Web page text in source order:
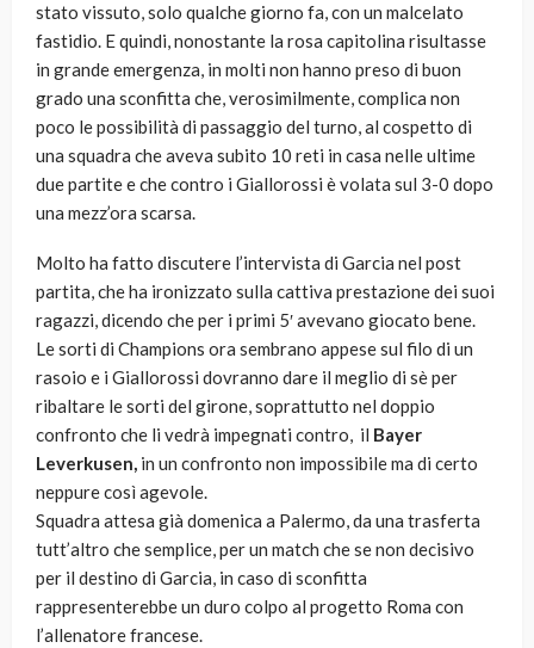
stato vissuto, solo qualche giorno fa, con un malcelato
fastidio. E quindi, nonostante la rosa capitolina risultasse
in grande emergenza, in molti non hanno preso di buon
grado una sconfitta che, verosimilmente, complica non
poco le possibilità di passaggio del turno, al cospetto di
una squadra che aveva subito 10 reti in casa nelle ultime
due partite e che contro i Giallorossi è volata sul 3-0 dopo
una mezz’ora scarsa.
Molto ha fatto discutere l’intervista di Garcia nel post
partita, che ha ironizzato sulla cattiva prestazione dei suoi
ragazzi, dicendo che per i primi 5′ avevano giocato bene.
Le sorti di Champions ora sembrano appese sul filo di un
rasoio e i Giallorossi dovranno dare il meglio di sè per
ribaltare le sorti del girone, soprattutto nel doppio
confronto che li vedrà impegnati contro, il Bayer
Leverkusen, in un confronto non impossibile ma di certo
neppure così agevole.
Squadra attesa già domenica a Palermo, da una trasferta
tutt’altro che semplice, per un match che se non decisivo
per il destino di Garcia, in caso di sconfitta
rappresenterebbe un duro colpo al progetto Roma con
l’allenatore francese.